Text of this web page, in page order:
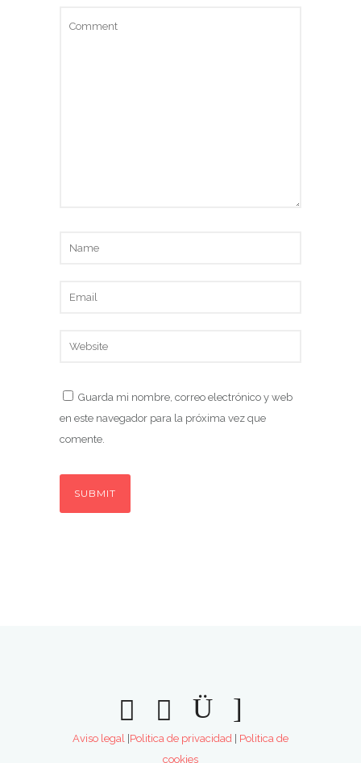
Guarda mi nombre, correo electrónico y web
en este navegador para la próxima vez que
comente.
Aviso legal |Politica de privacidad | Politica de
cookies